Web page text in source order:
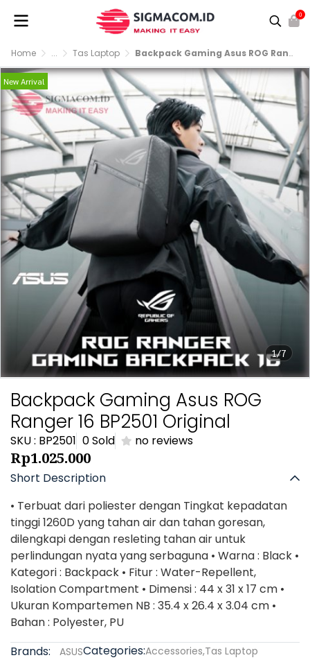
0
Home ... Tas Laptop Backpack Gaming Asus ROG Ranger 16 BP2501 Original
1/7
New Arrival
Backpack Gaming Asus ROG
Ranger 16 BP2501 Original
SKU : BP2501 0 Sold no reviews
Rp1.025.000
Short Description
• Terbuat dari poliester dengan Tingkat kepadatan
tinggi 1260D yang tahan air dan tahan goresan,
dilengkapi dengan resleting tahan air untuk
perlindungan nyata yang serbaguna • Warna : Black •
Kategori : Backpack • Fitur : Water-Repellent,
Isolation Compartment • Dimensi : 44 x 31 x 17 cm •
Ukuran Kompartemen NB : 35.4 x 26.4 x 3.04 cm •
Bahan : Polyester, PU
Brands:
ASUSCategories:Accessories,Tas Laptop